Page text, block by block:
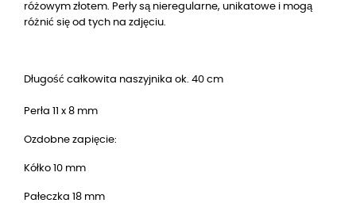
różowym złotem. Perły są nieregularne, unikatowe i mogą
różnić się od tych na zdjęciu.
Długość całkowita naszyjnika ok. 40 cm
Perła 11 x 8 mm
Ozdobne zapięcie:
Kółko 10 mm
Pałeczka 18 mm